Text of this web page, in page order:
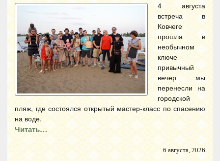
4 августа
встреча в
Ковчеге
прошла в
необычном
ключе —
привычный
вечер мы
перенесли на
городской
пляж, где состоялся открытый мастер-класс по спасению
на воде.
Читать…
6 августа, 2026